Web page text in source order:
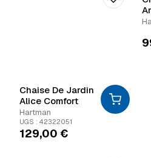
Chaise De Jardin
Alice Comfort
Hartman
UGS : 42322051
129,00 €